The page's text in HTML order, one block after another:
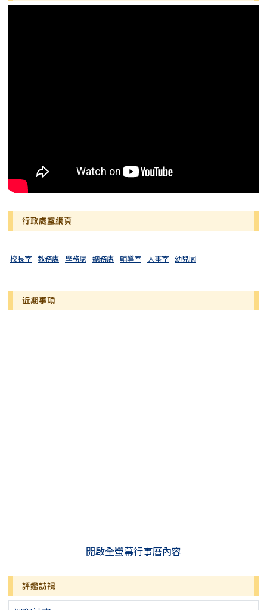
行政處室網頁
校長室 教務處 學務處 總務處 輔導室 人事室 幼兒園
近期事項
開啟全螢幕行事曆內容
評鑑訪視